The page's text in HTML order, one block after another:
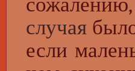
случая
если